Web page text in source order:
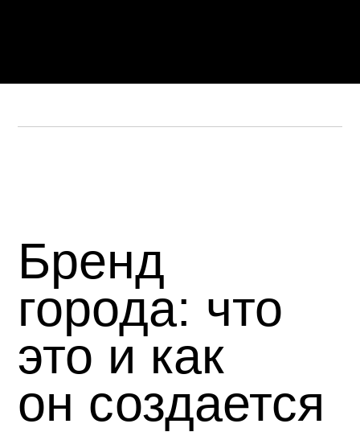
Бренд
города: что
это и как
он создается